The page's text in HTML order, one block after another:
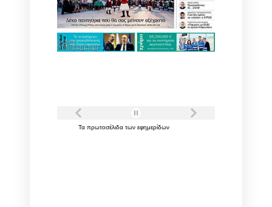
Τα πρωτοσέλιδα των εφημερίδων